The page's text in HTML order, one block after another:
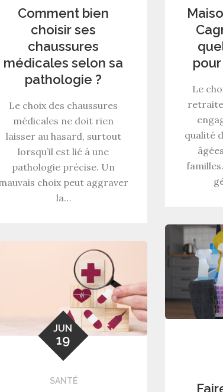
Comment bien
choisir ses
chaussures
médicales selon sa
pathologie ?
Le choix des chaussures
médicales ne doit rien
laisser au hasard, surtout
lorsqu’il est lié à une
pathologie précise. Un
choix peut aggraver
la…
Le
qualité
JUN
19
SANTÉ